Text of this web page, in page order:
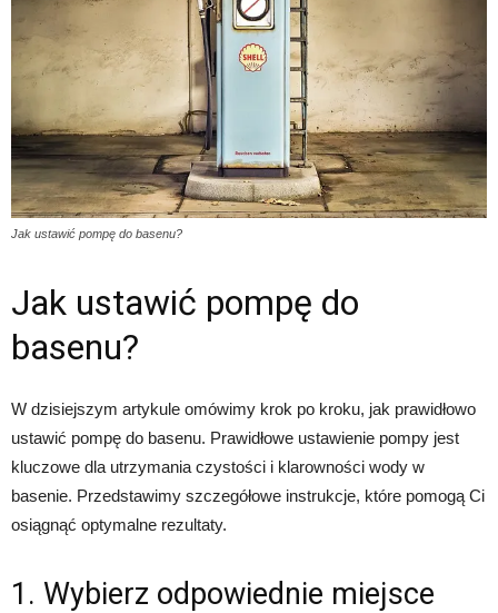
Jak ustawić pompę do basenu?
Jak ustawić pompę do
basenu?
W dzisiejszym artykule omówimy krok po kroku, jak prawidłowo
ustawić pompę do basenu. Prawidłowe ustawienie pompy jest
kluczowe dla utrzymania czystości i klarowności wody w
basenie. Przedstawimy szczegółowe instrukcje, które pomogą Ci
osiągnąć optymalne rezultaty.
1. Wybierz odpowiednie miejsce